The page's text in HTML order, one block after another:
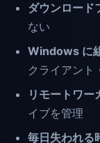
ダウンロード
ない
Windows に
クライアント
リモートワー
イブを管理
毎日失われる